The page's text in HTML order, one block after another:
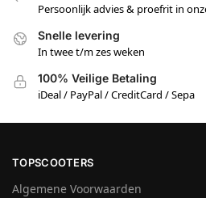
Persoonlijk advies & proefrit in
Snelle levering
In twee t/m zes weken
100% Veilige Betaling
iDeal / PayPal / CreditCard / Sepa
TOPSCOOTERS
Algemene Voorwaarden